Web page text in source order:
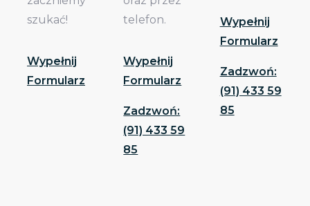
szukać!
Wypełnij
Formularz
telefon.
Wypełnij
Formularz
Zadzwoń:
(91) 433 59
85
Wypełnij
Formularz
Zadzwoń:
(91) 433 59
85